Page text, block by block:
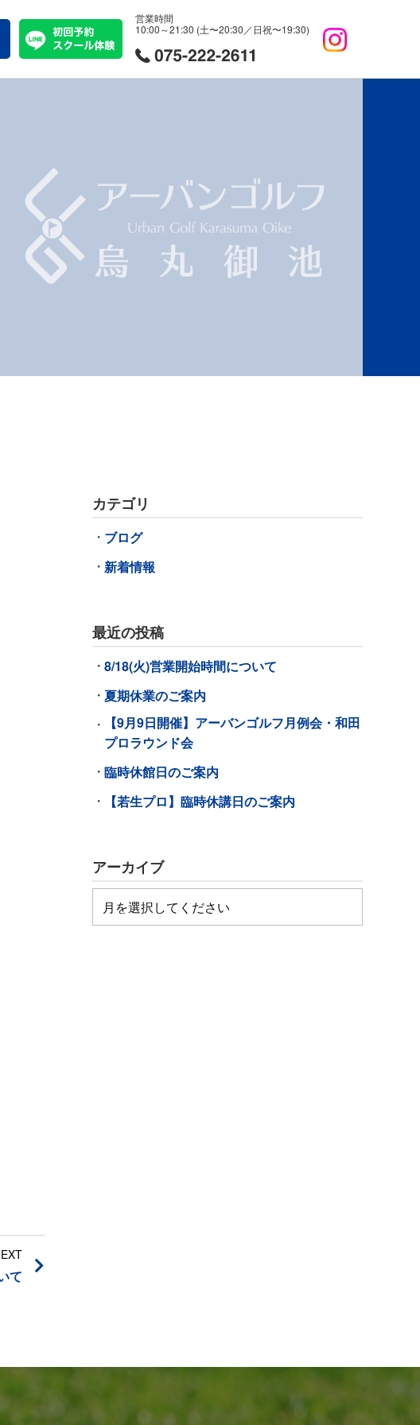
営業時間
10:00～21:30 (土〜20:30／日祝〜19:30)
て
カテゴリ
ブログ
新着情報
最近の投稿
8/18(火)営業開始時間について
夏期休業のご案内
【9月9日開催】アーバンゴルフ月例会・和田
プロラウンド会
臨時休館日のご案内
【若生プロ】臨時休講日のご案内
アーカイブ